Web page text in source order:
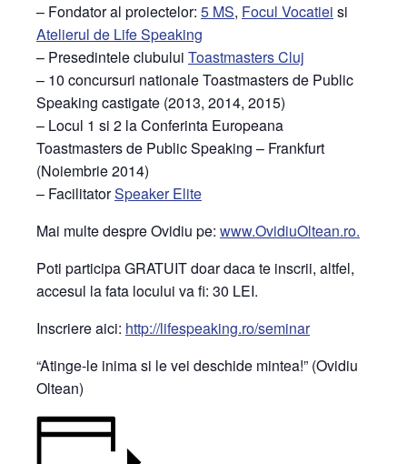
– Fondator al proiectelor: 5 MS, Focul Vocatiei si
Atelierul de Life Speaking
– Presedintele clubului Toastmasters Cluj
– 10 concursuri nationale Toastmasters de Public
Speaking castigate (2013, 2014, 2015)
– Locul 1 si 2 la Conferinta Europeana
Toastmasters de Public Speaking – Frankfurt
(Noiembrie 2014)
– FacilitatorSpeaker Elite
Mai multe despre Ovidiu pe: www.OvidiuOltean.ro.
Poti participa GRATUIT doar daca te inscrii, altfel,
accesul la fata locului va fi: 30 LEI.
Inscriere aici: http://lifespeaking.ro/seminar
“Atinge-le inima si le vei deschide mintea!” (Ovidiu
Oltean)